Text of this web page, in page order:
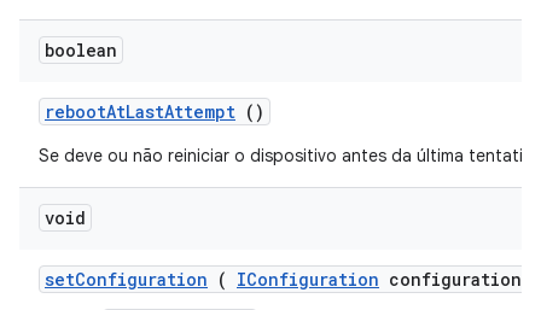
boolean
rebootAtLastAttempt ()
Se deve ou não reiniciar o dispositivo antes da última
void
setConfiguration ( IConfiguration configuration)